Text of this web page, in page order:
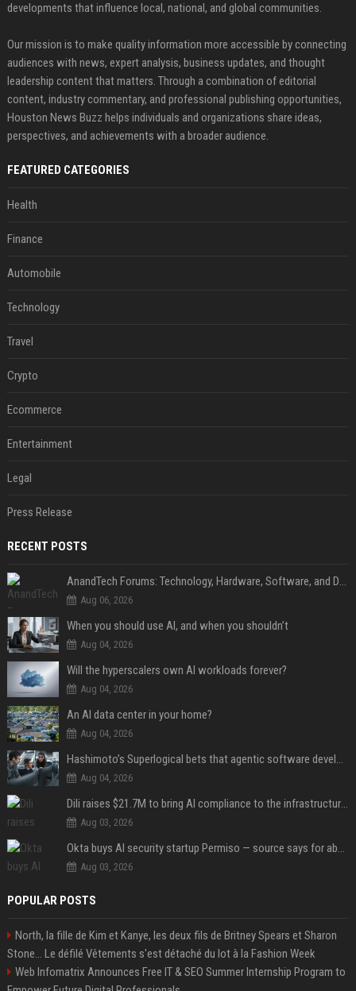
developments that influence local, national, and global communities.
Our mission is to make quality information more accessible by connecting
audiences with news, expert analysis, business updates, and thought
leadership content that matters. Through a combination of editorial
content, industry commentary, and professional publishing opportunities,
Houston News Buzz helps individuals and organizations share ideas,
perspectives, and achievements with a broader audience.
FEATURED CATEGORIES
Health
Finance
Automobile
Technology
Travel
Crypto
Ecommerce
Entertainment
Legal
Press Release
RECENT POSTS
AnandTech Forums: Technology, Hardware, Software, and Deals
Aug 06, 2026
When you should use AI, and when you shouldn’t
Aug 04, 2026
Will the hyperscalers own AI workloads forever?
Aug 04, 2026
An AI data center in your home?
Aug 04, 2026
Hashimoto’s Superlogical bets that agentic software development needs more than a better terminal
Aug 04, 2026
Dili raises $21.7M to bring AI compliance to the infrastructure boom
Aug 03, 2026
Okta buys AI security startup Permiso — source says for about $200M
Aug 03, 2026
POPULAR POSTS
North, la fille de Kim et Kanye, les deux fils de Britney Spears et Sharon
Stone... Le défilé Vêtements s'est détaché du lot à la Fashion Week
Web Infomatrix Announces Free IT & SEO Summer Internship Program to